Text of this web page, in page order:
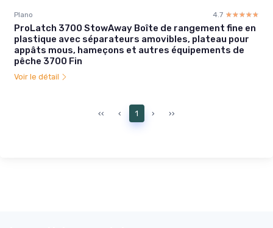
Plano 4.7 ☆☆☆☆☆
★★★★★
ProLatch 3700 StowAway Boîte de rangement fine en
plastique avec séparateurs amovibles, plateau pour
appâts mous, hameçons et autres équipements de
pêche 3700 Fin
Voir le détail
‹‹ ‹ 1 › ››